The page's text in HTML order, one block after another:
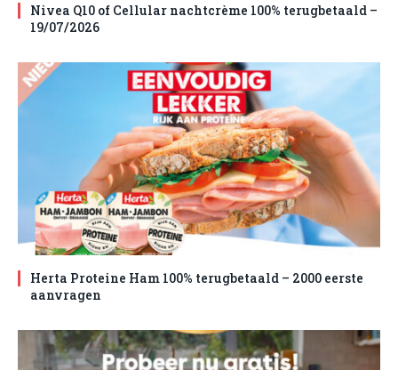
Nivea Q10 of Cellular nachtcrème 100% terugbetaald –
19/07/2026
Herta Proteine Ham 100% terugbetaald – 2000 eerste
aanvragen